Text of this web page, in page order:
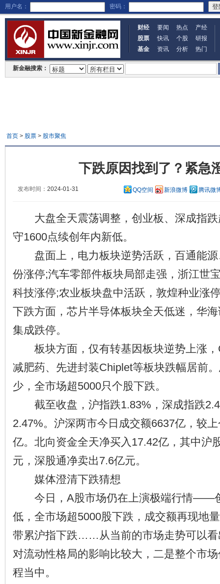
用户名： 密码：
财经 要闻 热点
产经
股票
快讯 个股
研报
基金
资讯 分析 热门
新金融搜索：
首页> 股票> 股市聚焦
下跌原因找到了？紧急
发布时间： 2024-01-31 QQ空间 新浪微博 腾讯微
大盘全天震荡调整，创业板、深成指跌
守1600点续创年内新低。
盘面上，电力板块逆势活跃，百通能源
份涨停;汽车零部件板块局部走强，浙江世
科技涨停;农业板块盘中活跃，敦煌种业涨
下跌方面，芯片半导体板块全天低迷，华
集成跌停。
板块方面，仅有转基因板块逆势上涨，
减肥药、先进封装Chiplet等板块跌幅居前
少，全市场超5000只个股下跌。
截至收盘，沪指跌1.83%，深成指跌
2.47%。沪深两市今日成交额6637亿，较
亿。北向资金全天净买入17.42亿，其中沪
元，深股通净卖出7.6亿元。
媒体澄清下跌猜想
今日，A股市场仍在上演极端行情——
低，全市场超5000股下跌，成交额再现地
带累沪指下跌……从当前的市场走势可以看
对流动性格局的影响比较大，二是整个市
程当中。